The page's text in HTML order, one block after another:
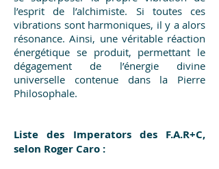
l’esprit de l’alchimiste. Si toutes ces
vibrations sont harmoniques, il y a alors
résonance. Ainsi, une véritable réaction
énergétique se produit, permettant le
dégagement de l’énergie divine
universelle contenue dans la Pierre
Philosophale.
Liste des Imperators des F.A.R+C,
selon Roger Caro :